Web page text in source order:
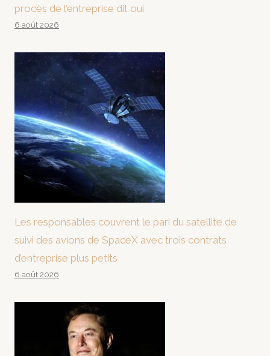
procès de l’entreprise dit oui
6 août 2026
Les responsables couvrent le pari du satellite de
suivi des avions de SpaceX avec trois contrats
d’entreprise plus petits
6 août 2026